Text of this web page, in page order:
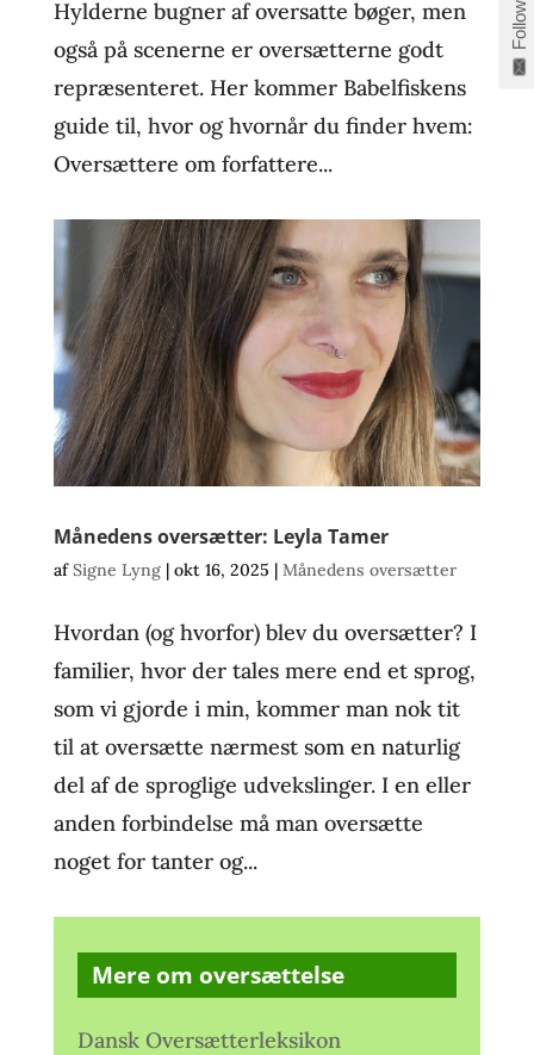
Hylderne bugner af oversatte bøger, men
også på scenerne er oversætterne godt
repræsenteret. Her kommer Babelfiskens
guide til, hvor og hvornår du finder hvem:
Oversættere om forfattere...
Månedens oversætter: Leyla Tamer
afSigne Lyng| okt 16, 2025 | Månedens oversætter
Hvordan (og hvorfor) blev du oversætter? I
familier, hvor der tales mere end et sprog,
som vi gjorde i min, kommer man nok tit
til at oversætte nærmest som en naturlig
del af de sproglige udvekslinger. I en eller
anden forbindelse må man oversætte
noget for tanter og...
Mere om oversættelse
Dansk Oversætterleksikon
Follow